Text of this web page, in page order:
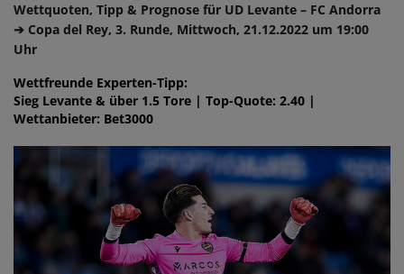
Wettquoten, Tipp & Prognose für UD Levante – FC Andorra
➔ Copa del Rey, 3. Runde, Mittwoch, 21.12.2022 um 19:00
Uhr
Wettfreunde Experten-Tipp:
Sieg Levante & über 1.5 Tore | Top-Quote: 2.40 |
Wettanbieter: Bet3000